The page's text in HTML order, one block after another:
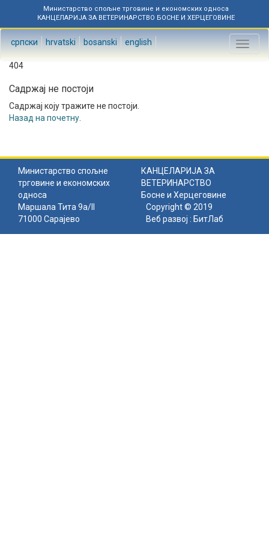
Министарство спољне трговине и економских односа
КАНЦЕЛАРИЈА ЗА ВЕТЕРИНАРСТВО БОСНЕ И ХЕРЦЕГОВИНЕ
српски hrvatski bosanski english
Toggle
404
Садржај не постоји
Садржај коју тражите не постоји.
Назад на почетну
Министарство спољне
трговине и економских
односа
КАНЦЕЛАРИЈА ЗА
ВЕТЕРИНАРСТВО
Босне и Херцеговине
Маршала Тита 9а/II
71000 Сарајево
Copyright © 2019
Веб развој : БитЛаб